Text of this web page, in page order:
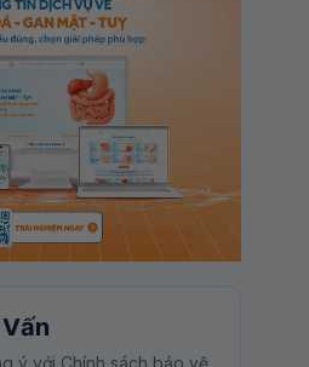
ý với Chính sách bảo vệ